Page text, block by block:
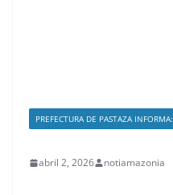
PREFECTURA DE PASTAZA INFORMA:
abril 2, 2026 notiamazonia